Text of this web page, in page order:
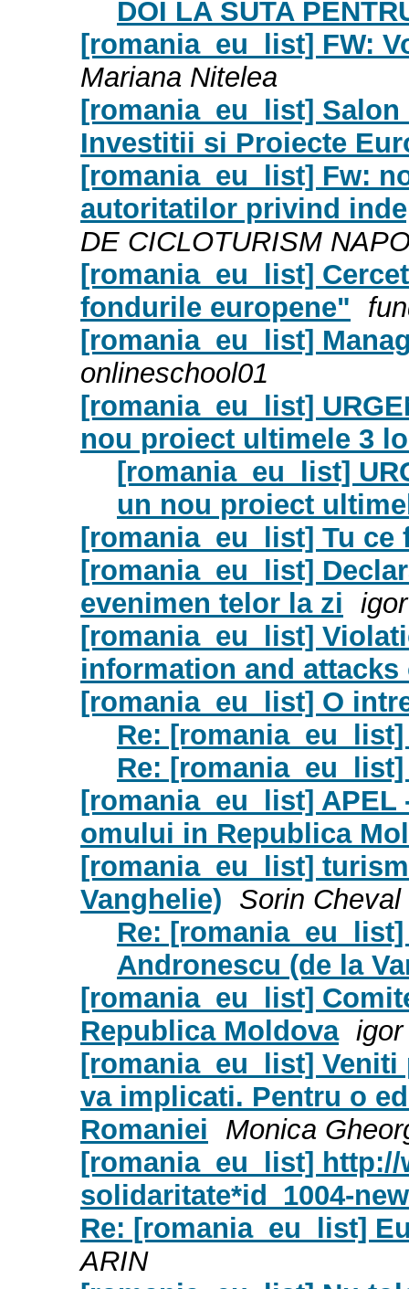
DOI LA SUTA
[romania_eu_list] FW:
Mariana Nitelea
[romania_eu_list]
Investitii si Proiecte
[romania_eu_list] Fw:
autoritatilor privind
DE CICLOTURISM
[romania_eu_list]
fondurile europene"
[romania_eu_list]
onlineschool01
[romania_eu_list]
nou proiect ultimele 3
[romania_eu_list]
un nou proiect
[romania_eu_list] Tu ce
[romania_eu_list]
evenimen telor la zi
[romania_eu_list]
information and
[romania_eu_list] O
Re:
Re:
[romania_eu_list]
omului in Republica
[romania_eu_list]
Vanghelie) Sorin Cheval
Re:
Andronescu (de la
[romania_eu_list]
Republica Moldova
[romania_eu_list] Veniti
va implicati. Pentru o
Romaniei
Monica
[romania_eu_list]
solidaritate*id_1004-
Re: [romania_eu_list]
ARIN